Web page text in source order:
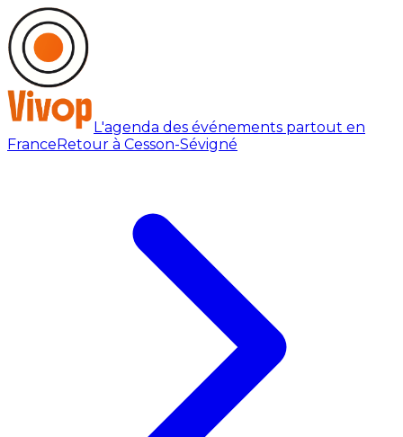
L'agenda des événements partout en
FranceRetour à Cesson-Sévigné